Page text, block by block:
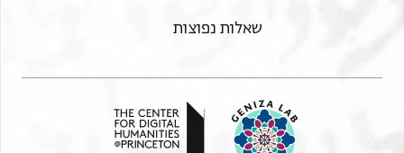
קבל אן תשתרי אחסן לא יגפוך ותן
לחכם ויחכם עוד
שאלות נפוצות